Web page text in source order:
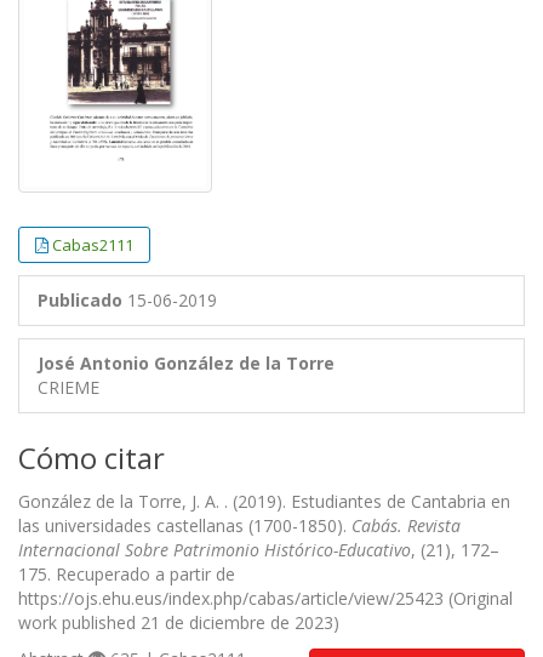
Cabas2111
Publicado 15-06-2019
José Antonio González de la Torre
CRIEME
Cómo citar
González de la Torre, J. A. . (2019). Estudiantes de Cantabria en
las universidades castellanas (1700-1850). Cabás. Revista
Internacional Sobre Patrimonio Histórico-Educativo, (21), 172–
175. Recuperado a partir de
https://ojs.ehu.eus/index.php/cabas/article/view/25423 (Original
work published 21 de diciembre de 2023)